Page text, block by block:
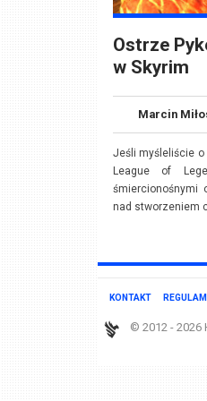
Ostrze
w Skyrim
Marcin
Jeśli myśleliście
League of
śmiercionośnymi
nad stworzeniem
KONTAKT
© 2012 - 2026